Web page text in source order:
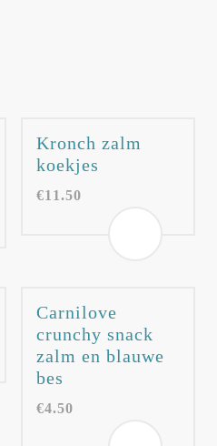
Kronch zalm
koekjes
€11.50
Carnilove
crunchy snack
zalm en blauwe
bes
€4.50